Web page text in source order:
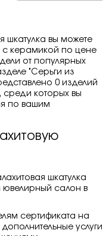
шкатулка вы можете
с керамикой по цене
от популярных
"Серьги из
0 изделий
которых вы
по вашим
шкатулка
ювелирный салон в
сертификата на
услуги